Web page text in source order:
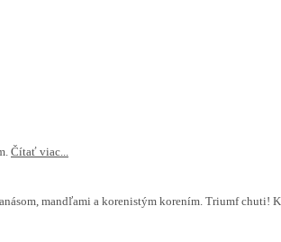
Čítať viac...
mandľami a korenistým korením. Triumf chuti!